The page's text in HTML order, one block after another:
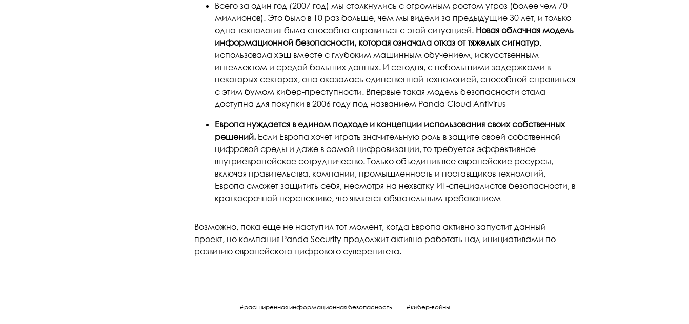
Всего за один год (2007 год) мы столкнулись с огромным ростом угроз (более чем 70
миллионов). Это было в 10 раз больше, чем мы видели за предыдущие 30 лет, и только
одна технология была способна справиться с этой ситуацией. Новая облачная модель
информационной безопасности, которая означала отказ от тяжелых сигнатур,
использовала хэш вместе с глубоким машинным обучением, искусственным
интеллектом и средой больших данных. И сегодня, с небольшими задержками в
некоторых секторах, она оказалась единственной технологией, способной справиться
с этим бумом кибер-преступности. Впервые такая модель безопасности стала
доступна для покупки в 2006 году под названием Panda Cloud Antivirus
Европа нуждается в едином подходе и концепции использования своих собственных
решений.Если Европа хочет играть значительную роль в защите своей собственной
цифровой среды и даже в самой цифровизации, то требуется эффективное
внутриевропейское сотрудничество. Только объединив все европейские ресурсы,
включая правительства, компании, промышленность и поставщиков технологий,
Европа сможет защитить себя, несмотря на нехватку ИТ-специалистов безопасности, в
краткосрочной перспективе, что является обязательным требованием
Возможно, пока еще не наступил тот момент, когда Европа активно запустит данный
проект, но компания Panda Security продолжит активно работать над инициативами по
развитию европейского цифрового суверенитета.
расширенная информационная безопасность кибер-войны